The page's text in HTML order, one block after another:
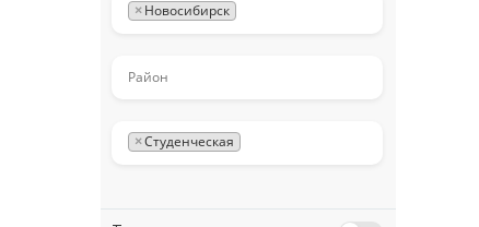
×Новосибирск
×Студенческая